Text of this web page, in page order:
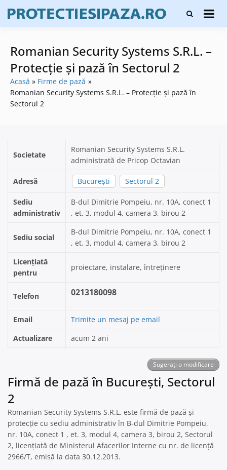
content
Firme de
protecție și
sisteme de
alarmare și
evaluatori de
securitate
Romanian Security Systems S.R.L. –
Protecție și pază în Sectorul 2
Acasă
Firme de pază
Romanian Security Systems S.R.L. – Protecție și pază în
Sectorul 2
Societate
Romanian Security Systems S.R.L.
administrată de Pricop Octavian
Adresă București Sectorul 2
Sediu
administrativ
B-dul Dimitrie Pompeiu, nr. 10A, conect 1
, et. 3, modul 4, camera 3, birou 2
Sediu social
B-dul Dimitrie Pompeiu, nr. 10A, conect 1
, et. 3, modul 4, camera 3, birou 2
Licențiată
pentru
proiectare, instalare, întreținere
Telefon 0213180098
Email
Trimite un mesaj pe email
Actualizare
acum 2 ani
Sugerați o modificare
Firmă de pază în București, Sectorul
2
Romanian Security Systems S.R.L. este firmă de pază și
protecție cu sediu administrativ în B-dul Dimitrie Pompeiu,
nr. 10A, conect 1 , et. 3, modul 4, camera 3, birou 2, Sectorul
2, licențiată de Ministerul Afacerilor Interne cu nr. de licență
2966/T, emisă la data 30.12.2013.